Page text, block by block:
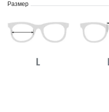
Размер